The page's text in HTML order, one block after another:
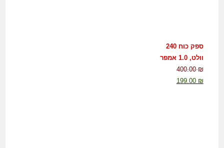
ספק כוח 240
וולט, 1.0 אמפר
400.00₪
199.00 ₪